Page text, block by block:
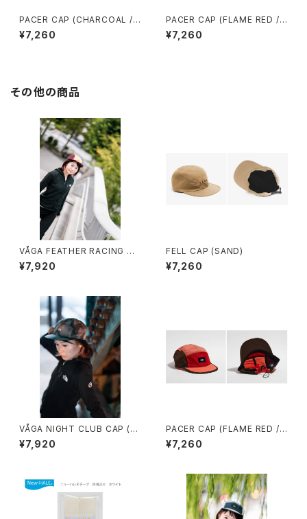
PACER CAP (CHARCOAL /
BLACK / BROWN)
¥7,260
PACER CAP (FLAME RED /
CORAL / BROWN)
¥7,260
その他の商品
VÅGA FEATHER RACING CA
P (NEON ORANGE/PLUM)
¥7,920
FELL CAP (SAND)
¥7,260
VÅGA NIGHT CLUB CAP (B
LACK / GREY)
¥7,920
PACER CAP (FLAME RED /
CORAL / BROWN)
¥7,260